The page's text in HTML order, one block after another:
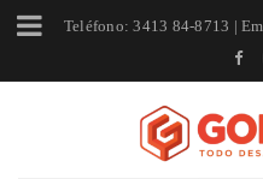
Teléfono: 3413 84-8713 |